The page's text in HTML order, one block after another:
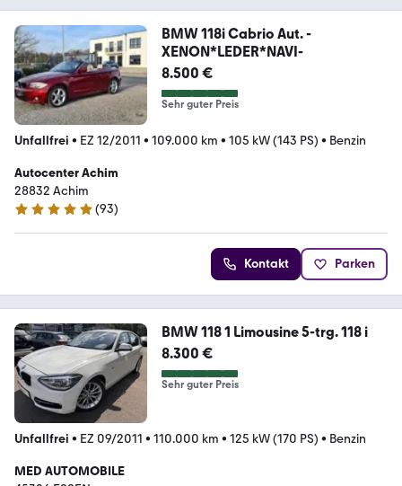
BMW 118i Cabrio Aut. -
XENON*LEDER*NAVI-
8.500 €
Sehr guter Preis
Unfallfrei • EZ 12/2011 • 109.000 km • 105 kW (143 PS) • Benzin
Autocenter Achim
28832 Achim
5 Sterne
(93)
Kontakt Parken
BMW 118 1 Limousine 5-trg. 118 i
8.300 €
Sehr guter Preis
Unfallfrei • EZ 09/2011 • 110.000 km • 125 kW (170 PS) • Benzin
MED AUTOMOBILE